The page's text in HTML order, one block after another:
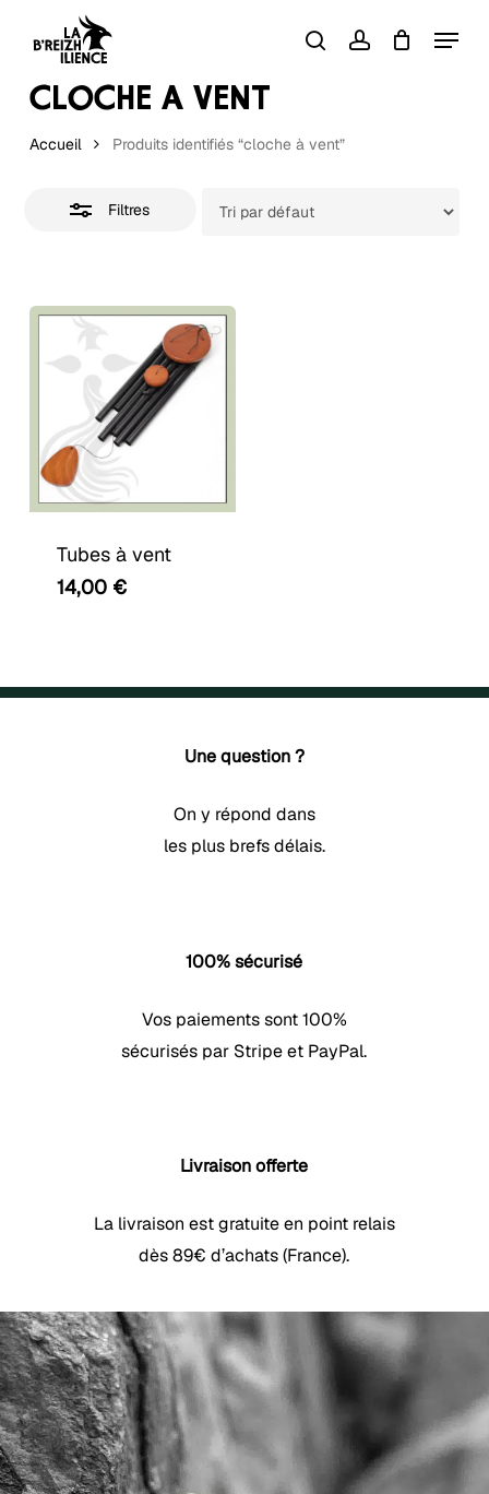
content
searchaccount
Menu
Panier Close
CLOCHE À VENT
Accueil Produits identifiés “cloche à vent”
Filtres
Close
Tubes à vent
14,00 €
Une question ?
On y répond dans
les plus brefs délais.
100% sécurisé
Vos paiements sont 100%
sécurisés par Stripe et PayPal.
Livraison offerte
La livraison est gratuite en point relais
dès 89€ d’achats (France).